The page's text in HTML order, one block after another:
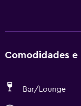
Comodidades e
Bar/Lounge